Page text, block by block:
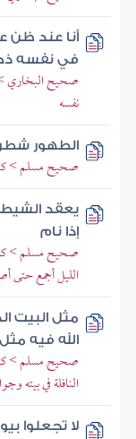
أنا عند ظن
في نفسه
صحيح البخاري >
نفسه
الطهور شطر
صحيح مسلم >
يعقد
إذا نام
صحيح مسلم >
الليل أجمع حتى
مثل البيت
الله فيه
صحيح مسلم >
النافلة في بيته
لا تجعلوا